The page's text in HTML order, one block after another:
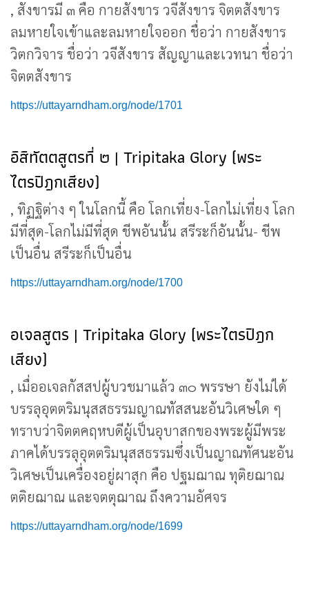
, สังขารมี ๓ คือ กายสังขาร วจีสังขาร จิตตสังขาร
ลมหายใจเข้าและลมหายใจออก ชื่อว่า กายสังขาร
วิตกวิจาร ชื่อว่า วจีสังขาร สัญญาและเวทนา ชื่อว่า
จิตตสังขาร
https://uttayarndham.org/node/1701
อิสิทัตตสูตรที่ ๒ | Tripitaka Glory (พระ
ไตรปิฎกเสียง)
, ทิฏฐิต่าง ๆ ในโลกนี้ คือ โลกเที่ยง-โลกไม่เที่ยง โลก
มีที่สุด-โลกไม่มีที่สุด ชีพอันนั้น สรีระก็อันนั้น- ชีพ
เป็นอื่น สรีระก็เป็นอื่น
https://uttayarndham.org/node/1700
อเจลสูตร | Tripitaka Glory (พระไตรปิฎก
เสียง)
, เมื่ออเจลกัสสปผู้บวชมาแล้ว ๓๐ พรรษา ยังไม่ได้
บรรลุอุตตริมนุสสธรรมญาณทัสสนะอันวิเศษใด ๆ
ทราบว่าจิตตคฤหบดีผู้เป็นอุบาสกของพระผู้มีพระ
ภาคได้บรรลุอุตตริมนุสสธรรมซึ่งเป็นญาณทัศนะอัน
วิเศษเป็นเครื่องอยู่ผาสุก คือ ปฐมฌาณ ทุติยฌาณ
ตติยฌาณ และจตตุฌาณ ถึงความอัศจร
https://uttayarndham.org/node/1699